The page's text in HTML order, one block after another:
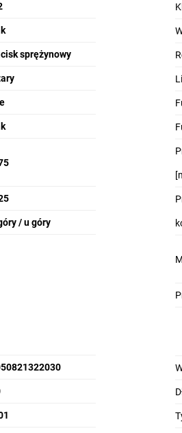
sprężynowy
/ u góry